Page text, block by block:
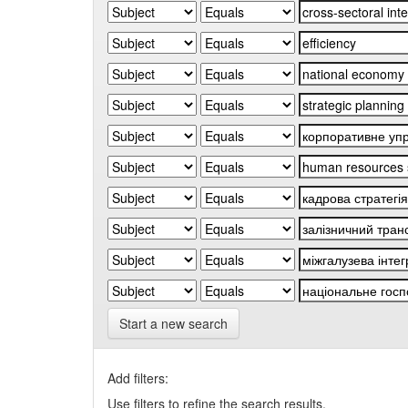
Start a new search
Add filters:
Use filters to refine the search results.